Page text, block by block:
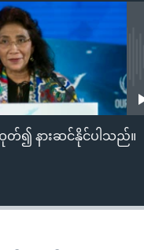
ထုတ်၍ နားဆင်နိုင်ပါသည်။